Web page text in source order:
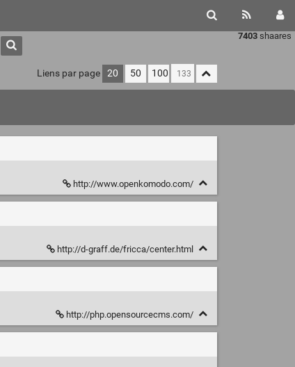
7403 shaares
Liens par page 20 50 100
http://www.openkomodo.com/
http://d-graff.de/fricca/center.html
http://php.opensourcecms.com/